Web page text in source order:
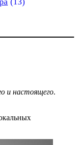
и настоящего.